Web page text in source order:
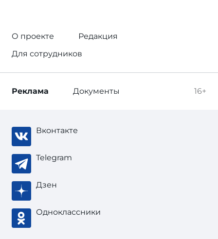
О проекте
Редакция
Для сотрудников
16+
Реклама Документы
Вконтакте
Telegram
Дзен
Одноклассники